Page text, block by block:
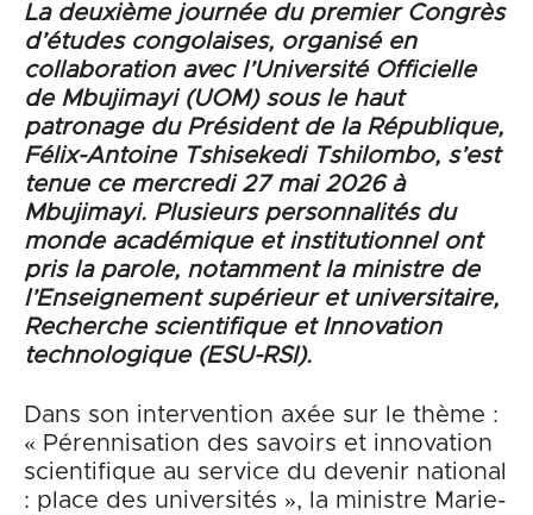
La deuxième journée du premier Congrès
d’études congolaises, organisé en
collaboration avec l’Université Officielle
de Mbujimayi (UOM) sous le haut
patronage du Président de la République,
Félix-Antoine Tshisekedi Tshilombo, s’est
tenue ce mercredi 27 mai 2026 à
Mbujimayi. Plusieurs personnalités du
monde académique et institutionnel ont
pris la parole, notamment la ministre de
l’Enseignement supérieur et universitaire,
Recherche scientifique et Innovation
technologique (ESU-RSI).
Dans son intervention axée sur le thème :
« Pérennisation des savoirs et innovation
scientifique au service du devenir national
: place des universités », la ministre Marie-